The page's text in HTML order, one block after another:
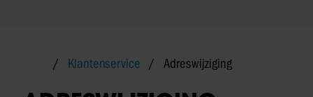
Klantenservice Adreswijziging